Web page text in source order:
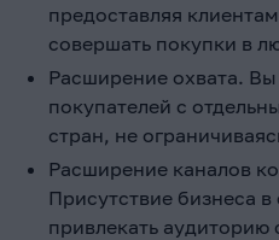
предоставляя
совершать покупки в
Расширение охвата.
покупателей с
стран, не
Расширение каналов
Присутствие бизнеса в
привлекать аудиторию